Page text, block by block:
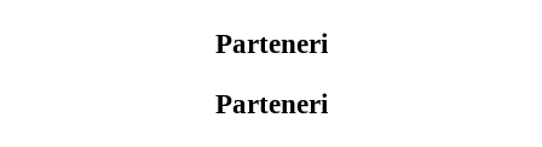
Parteneri
Parteneri